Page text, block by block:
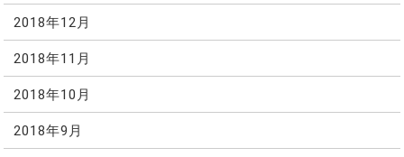
2018年12月
2018年11月
2018年10月
2018年9月